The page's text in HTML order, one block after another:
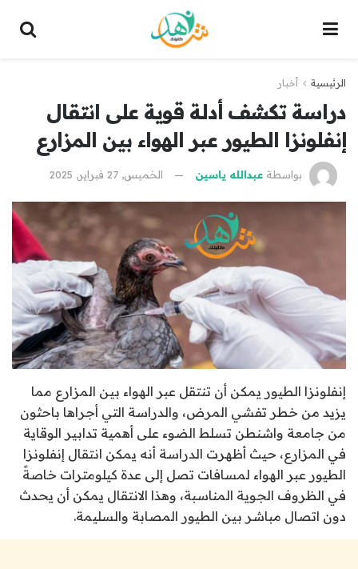
الرئيسية أخبار
دراسة تكشف أدلة قوية على انتقال
إنفلونزا الطيور عبر الهواء بين المزارع
بواسطة عبدالله ياسين الخميس, 27 فبراير, 2025
إنفلونزا الطيور يمكن أن تنتقل عبر الهواء بين المزارع مما
يزيد من خطر تفشي المرض، والدراسة التي أجراها باحثون
من جامعة واشنطن تسلط الضوء على أهمية تدابير الوقاية
في المزارع، حيث أظهرت الدراسة أنه يمكن انتقال إنفلونزا
الطيور عبر الهواء لمسافات تصل إلى عدة كيلومترات خاصةً
في الظروف الجوية المناسبة، وهذا الانتقال يمكن أن يحدث
دون اتصال مباشر بين الطيور المصابة والسليمة.